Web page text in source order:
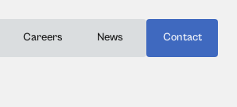
Careers News Contact